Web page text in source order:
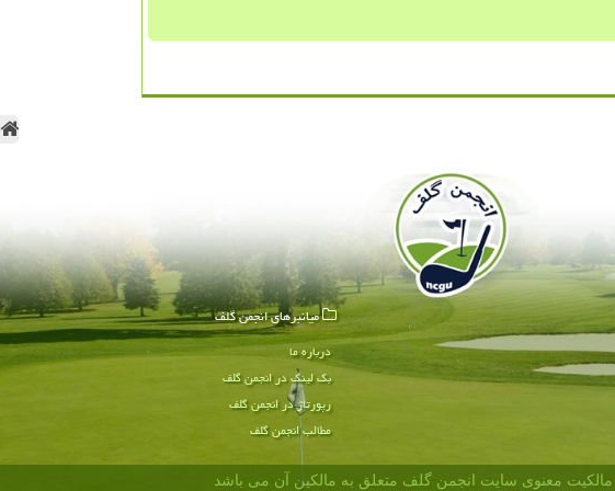
میانبرهای انجمن گلف
درباره ما
بک لینک در انجمن گلف
رپورتاژ در انجمن گلف
مطالب انجمن گلف